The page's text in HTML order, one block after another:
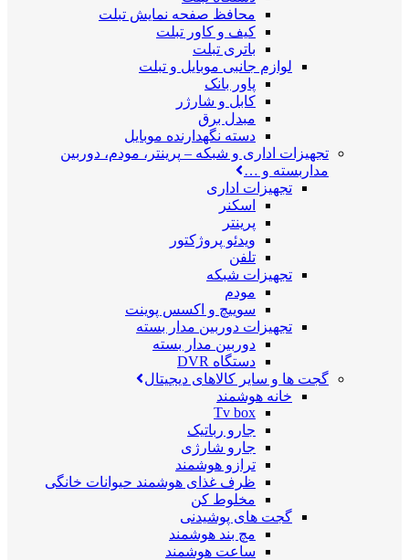
محافظ صفحه نمایش تبلت
کیف و کاور تبلت
باتری تبلت
لوازم جانبی موبایل و تبلت
پاور بانک
کابل و شارژر
مبدل برق
دسته نگهدارنده موبایل
تجهیزات اداری و شبکه – پرینتر، مودم، دوربین
مداربسته و …
تجهیزات اداری
اسکنر
پرینتر
ویدئو پروژکتور
تلفن
تجهیزات شبکه
مودم
سوییچ و اکسس پوینت
تجهیزات دوربین مدار بسته
دوربین مدار بسته
دستگاه DVR
گجت ها و سایر کالاهای دیجیتال
خانه هوشمند
Tv box
جارو رباتیک
جارو شارژی
ترازو هوشمند
ظرف غذای هوشمند حیوانات خانگی
مخلوط کن
گجت های پوشیدنی
مچ بند هوشمند
ساعت هوشمند